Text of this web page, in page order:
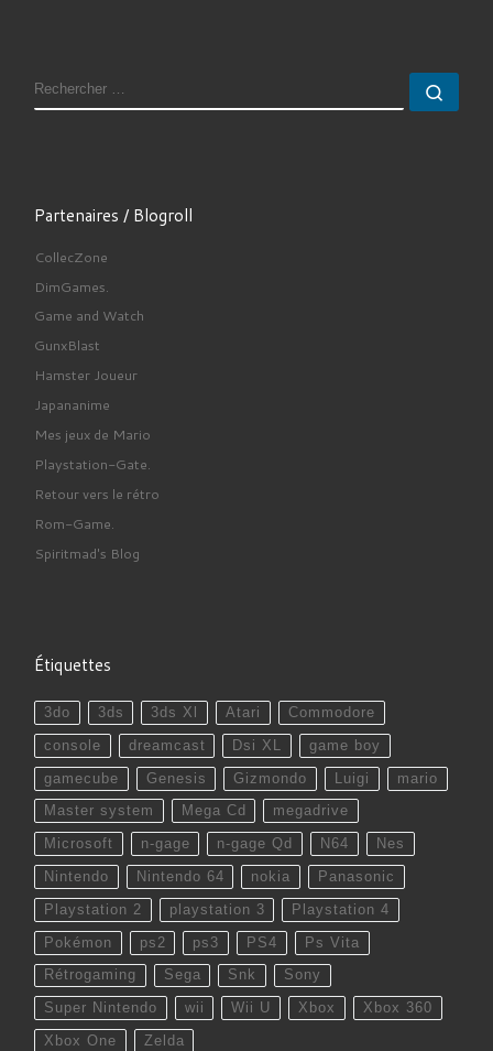
RECHERCHER
Partenaires / Blogroll
CollecZone
DimGames.
Game and Watch
GunxBlast
Hamster Joueur
Japananime
Mes jeux de Mario
Playstation-Gate.
Retour vers le rétro
Rom-Game.
Spiritmad's Blog
Étiquettes
3do 3ds 3ds Xl Atari Commodore
console dreamcast Dsi XL game boy
gamecube Genesis Gizmondo Luigi mario
Master system Mega Cd megadrive
Microsoft n-gage n-gage Qd N64 Nes
Nintendo Nintendo 64 nokia Panasonic
Playstation 2 playstation 3 Playstation 4
Pokémon ps2 ps3 PS4 Ps Vita
Rétrogaming Sega Snk Sony
Super Nintendo wii Wii U Xbox Xbox 360
Xbox One Zelda